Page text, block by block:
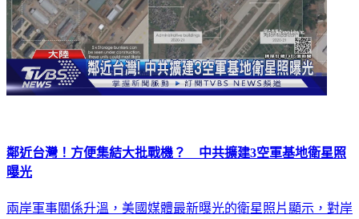
鄰近台灣！方便集結大批戰機？ 中共擴建3空軍基地衛星照
曝光
兩岸軍事關係升溫，美國媒體最新曝光的衛星照片顯示，對岸